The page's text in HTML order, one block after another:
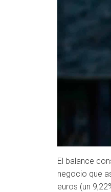
El balance
negocio que
euros (un